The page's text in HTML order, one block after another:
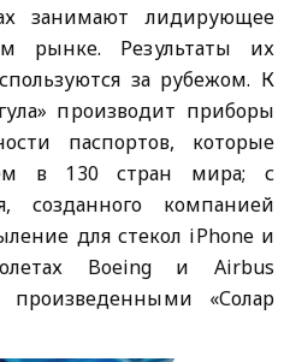
занимают лидирующее
рынке. Результаты их
за рубежом. К
производит приборы
паспортов, которые
в 130 стран мира; с
созданного компанией
для стекол iPhone и
Boeing и Airbus
произведенными «Солар